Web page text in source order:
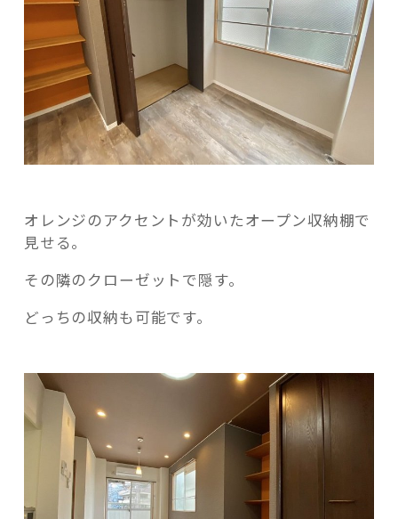
オレンジのアクセントが効いたオープン収納棚で
見せる。
その隣のクローゼットで隠す。
どっちの収納も可能です。